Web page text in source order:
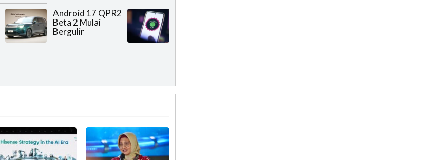
Android 17 QPR2
Beta 2 Mulai
Bergulir